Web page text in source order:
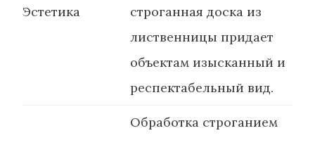
Эстетика
строганная доска из
лиственницы придает
объектам изысканный и
респектабельный вид.
Обработка строганием